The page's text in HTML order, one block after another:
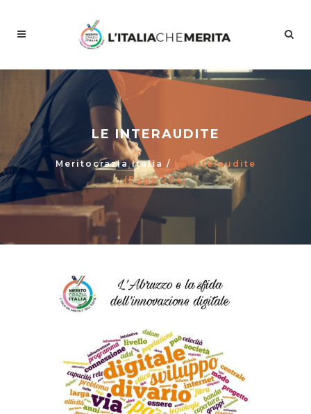
LE INTERAUDITE
Meritocrazia Italia / Le Interaudite
(Page 204)